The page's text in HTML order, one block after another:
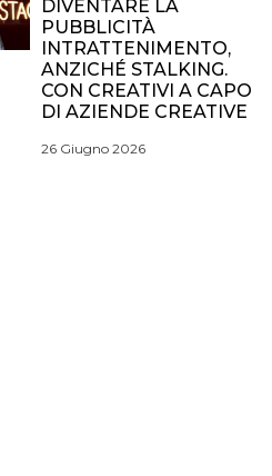
DIVENTARE LA
PUBBLICITÀ
INTRATTENIMENTO,
ANZICHÉ STALKING.
CON CREATIVI A CAPO
DI AZIENDE CREATIVE
26 Giugno 2026